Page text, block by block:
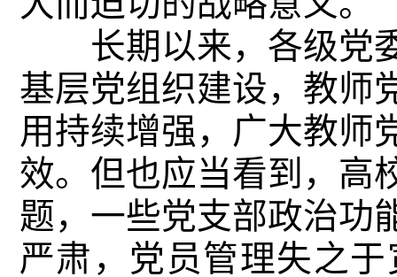
长期以来，各级党委
基层党组织建设，教师
用持续增强，广大教师
效。但也应当看到，高
题，一些党支部政治功
严肃，党员管理失之